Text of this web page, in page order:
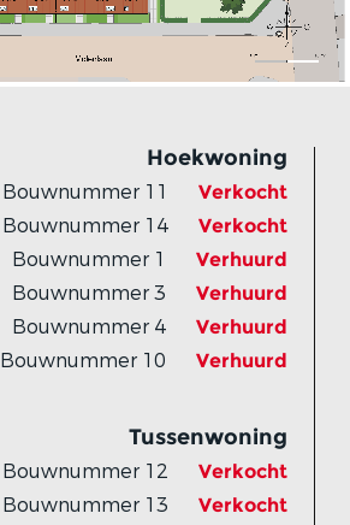
Hoekwoning
Bouwnummer 11 Verkocht
Bouwnummer 14 Verkocht
Bouwnummer 1 Verhuurd
Bouwnummer 3 Verhuurd
Bouwnummer 4 Verhuurd
Bouwnummer 10 Verhuurd
Tussenwoning
Bouwnummer 12 Verkocht
Bouwnummer 13 Verkocht